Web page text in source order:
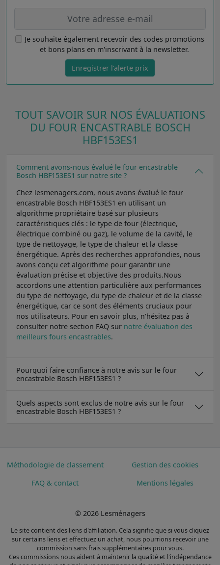
Je souhaite également recevoir des codes promotions
et bons plans en m'inscrivant à la newsletter.
Enregistrer l'alerte prix
TOUT SAVOIR SUR NOS ÉVALUATIONS
DU FOUR ENCASTRABLE BOSCH
HBF153ES1
Comment avons-nous évalué le four encastrable
Bosch HBF153ES1 sur notre site ?
Chez lesmenagers.com, nous avons évalué le four
encastrable Bosch HBF153ES1 en utilisant un
algorithme propriétaire basé sur plusieurs
caractéristiques clés : le type de four (électrique,
électrique combiné ou gaz), le volume de la cavité, le
type de nettoyage, le type de chaleur et la classe
énergétique. Après des recherches approfondies, nous
avons conçu cet algorithme pour garantir une
évaluation précise et objective des produits.Nous
accordons une attention particulière aux performances
du type de nettoyage, du type de chaleur et de la classe
énergétique, car ce sont des éléments cruciaux pour
nos utilisateurs. Pour en savoir plus, n'hésitez pas à
consulter notre section FAQ sur notre évaluation des
meilleurs fours encastrables.
Pourquoi faire confiance à notre avis sur le four
encastrable Bosch HBF153ES1 ?
Quels aspects sont exclus de notre avis sur le four
encastrable Bosch HBF153ES1 ?
Méthodologie de classement
Gestion des cookies
FAQ & contact
Mentions légales
© 2026 Lesménagers
Le site contient des liens d'affiliation. Cela signifie que si vous cliquez
sur certains liens et effectuez un achat, nous pourrions recevoir une
commission sans frais supplémentaires pour vous.
Ces commissions nous aident à maintenir la qualité et l'indépendance